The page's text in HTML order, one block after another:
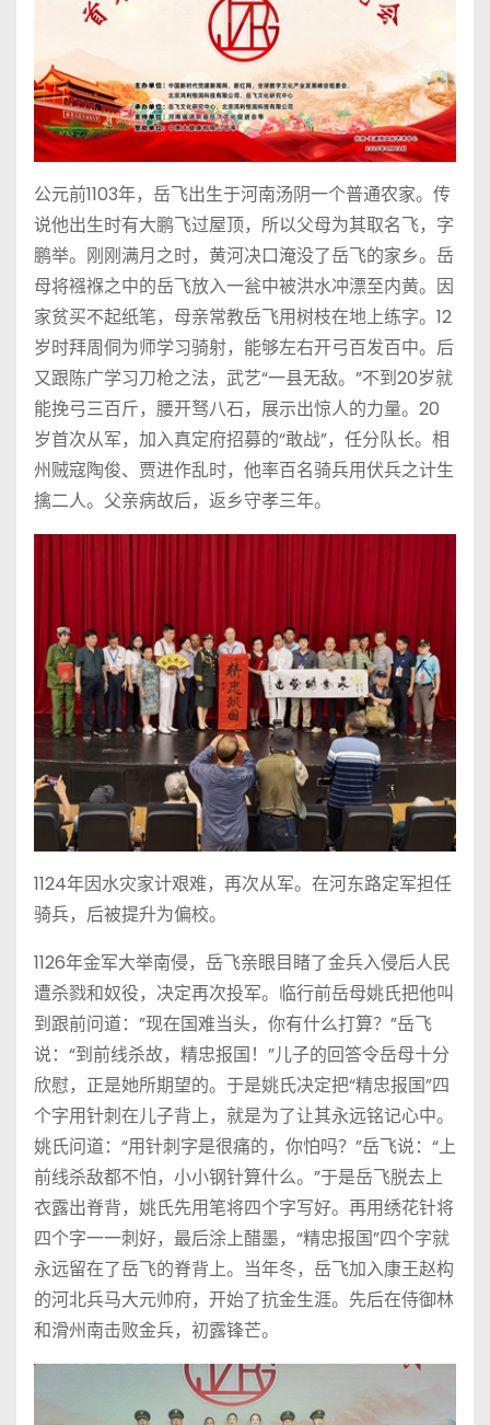
公元前1103年，岳飞出生于河南汤阴一个普通农家。传
说他出生时有大鹏飞过屋顶，所以父母为其取名飞，字
鹏举。刚刚满月之时，黄河决口淹没了岳飞的家乡。岳
母将襁褓之中的岳飞放入一瓮中被洪水冲漂至内黄。因
家贫买不起纸笔，母亲常教岳飞用树枝在地上练字。12
岁时拜周侗为师学习骑射，能够左右开弓百发百中。后
又跟陈广学习刀枪之法，武艺“一县无敌。”不到20岁就
能挽弓三百斤，腰开驽八石，展示出惊人的力量。20
岁首次从军，加入真定府招募的“敢战”，任分队长。相
州贼寇陶俊、贾进作乱时，他率百名骑兵用伏兵之计生
擒二人。父亲病故后，返乡守孝三年。
1124年因水灾家计艰难，再次从军。在河东路定军担任
骑兵，后被提升为偏校。
1126年金军大举南侵，岳飞亲眼目睹了金兵入侵后人民
遭杀戮和奴役，决定再次投军。临行前岳母姚氏把他叫
到跟前问道：”现在国难当头，你有什么打算？”岳飞
说：“到前线杀故，精忠报国！”儿子的回答令岳母十分
欣慰，正是她所期望的。于是姚氏决定把“精忠报国”四
个字用针刺在儿子背上，就是为了让其永远铭记心中。
姚氏问道：“用针刺字是很痛的，你怕吗？”岳飞说：“上
前线杀敌都不怕，小小钢针算什么。”于是岳飞脱去上
衣露出脊背，姚氏先用笔将四个字写好。再用绣花针将
四个字一一刺好，最后涂上醋墨，“精忠报国”四个字就
永远留在了岳飞的脊背上。当年冬，岳飞加入康王赵构
的河北兵马大元帅府，开始了抗金生涯。先后在侍御林
和滑州南击败金兵，初露锋芒。